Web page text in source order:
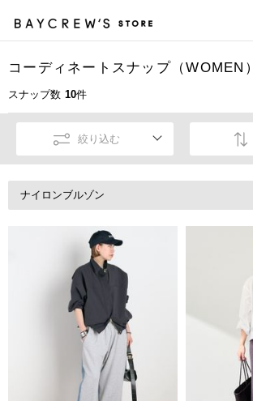
コーディネートスナップ（WOMEN）
スナップ数 10件
絞り込む
ナイロンブルゾン